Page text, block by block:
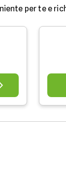
per te e